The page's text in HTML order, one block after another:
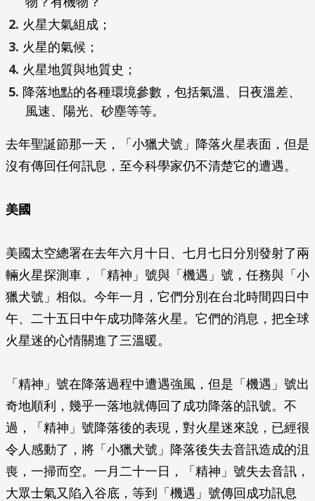
火星大氣組成；
火星的氣候；
火星地質與地質史；
降落地點的各種環境參數，包括氣溫、日夜溫差、
風速、陽光、砂塵等等。
去年聖誕節那一天，「小獵犬號」降落火星表面，但是
沒有傳回任何訊息，至今科學家仍不清楚它的遭遇。
美國
美國太空總署在去年六月十日、七月七日分別發射了兩
輛火星探測車，「精神」號與「機遇」號，任務與「小
獵犬號」相似。今年一月，它們分別在台北時間四日中
午、二十五日中午成功降落火星。它們的消息，把全球
火星迷的心情關進了三溫暖。
「精神」號在降落過程中遭遇強風，但是「機遇」號出
奇地順利，幾乎一落地就傳回了成功降落的訊號。不
過，「精神」號降落後的表現，對火星迷來說，已經很
令人感動了，將「小獵犬號」降落後失去音訊造成的沮
喪，一掃而空。一月二十一日，「精神」號失去音訊，
大眾士氣又陷入谷底，等到「機遇」號傳回成功訊息